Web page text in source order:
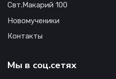
Свт.Макарий 100
Новомученики
Контакты
Мы в соц.сетях